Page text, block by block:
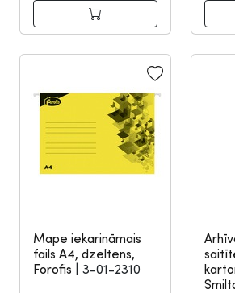
Mape iekarināmais
fails A4, dzeltens,
Forofis
3-01-2310